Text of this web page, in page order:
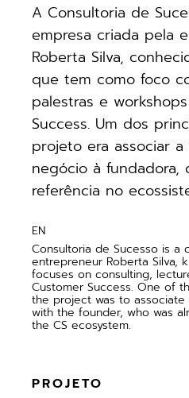
A Consultoria de
empresa criada pela
Roberta Silva,
que tem como foco
palestras e
Success. Um dos
projeto era associar
negócio à fundadora,
referência no
EN
Consultoria de Sucesso is a
entrepreneur Roberta Silva,
focuses on consulting,
Customer Success. One of
the project was to associate
with the founder, who was
the CS ecosystem.
PROJETO